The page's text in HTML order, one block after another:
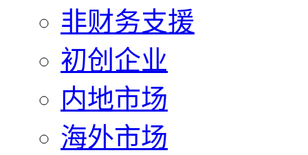
非财务支援
初创企业
内地市场
海外市场